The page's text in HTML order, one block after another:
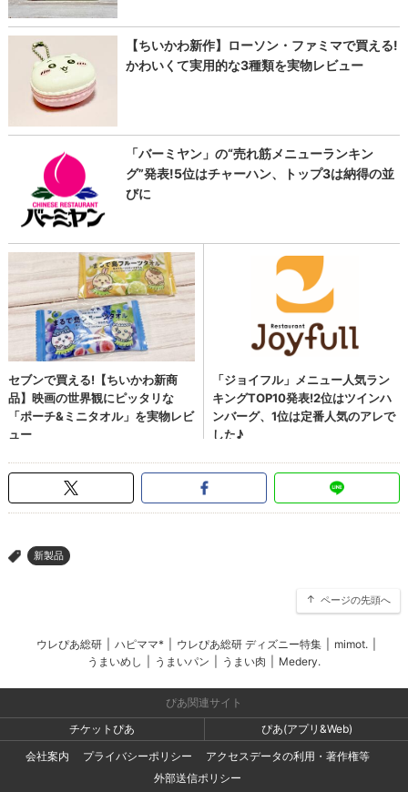
> 新製品
ページの先頭へ
ウレぴあ総研 ハピママ* ウレぴあ総研 ディズニー特集 mimot.
うまいめし
うまいパン うまい肉 Medery.
ぴあ関連サイト
チケットぴあ
ぴあ(アプリ&Web)
会社案内
プライバシーポリシー
アクセスデータの利用・著作権等
外部送信ポリシー